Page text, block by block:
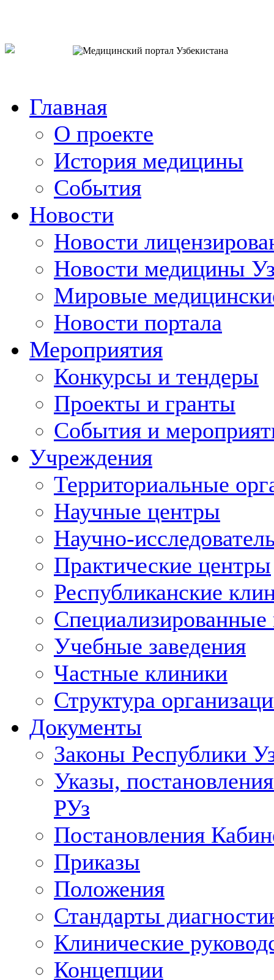
Главная
О проекте
История медицины
События
Новости
Новости
Новости медицины
Мировые
Новости портала
Мероприятия
Конкурсы и тендеры
Проекты и гранты
События и
Учреждения
Территориальные
Научные центры
Научно-
Практические центры
Республиканские
Учебные заведения
Частные клиники
Структура
Документы
Законы Республики
Указы,
РУз
Постановления
Приказы
Положения
Стандарты
Клинические
Концепции